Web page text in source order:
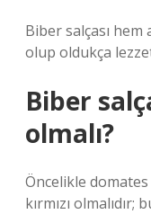
Biber salçası hem
olup oldukça
Biber
olmalı?
Öncelikle
kırmızı